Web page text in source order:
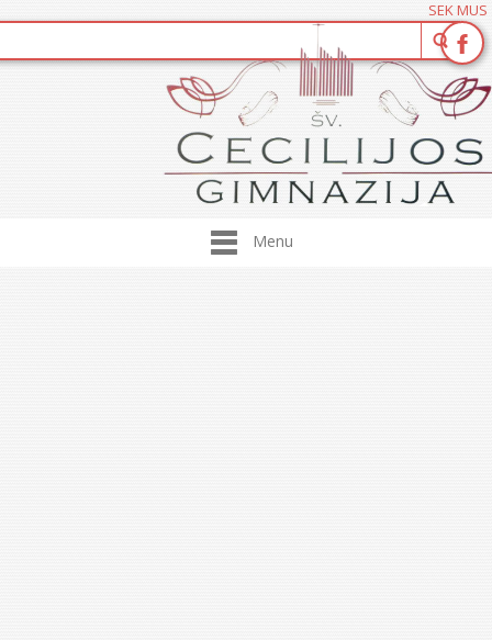
SEK MUS
Menu